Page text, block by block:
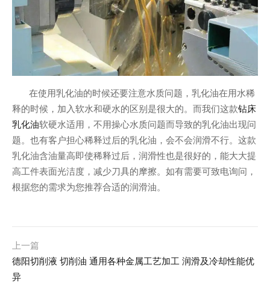
在使用乳化油的时候还要注意水质问题，乳化油在用水稀
释的时候，加入软水和硬水的区别是很大的。而我们这款钻床
乳化油软硬水适用，不用操心水质问题而导致的乳化油出现问
题。也有客户担心稀释过后的乳化油，会不会润滑不行。这款
乳化油含油量高即使稀释过后，润滑性也是很好的，能大大提
高工件表面光洁度，减少刀具的摩擦。如有需要可致电询问，
根据您的需求为您推荐合适的润滑油。
上一篇
德阳切削液 切削油 通用各种金属工艺加工 润滑及冷却性能优
异